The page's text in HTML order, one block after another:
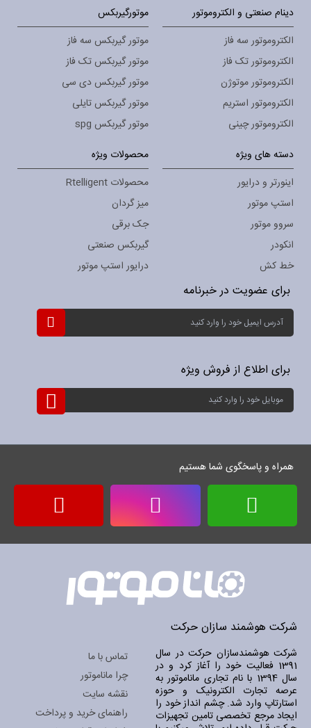
دینام صنعتی و الکتروموتور
الکتروموتور سه فاز
الکتروموتور تک فاز
الکتروموتور موتوژن
الکتروموتور استریم
الکتروموتور چینی
موتورگیربکس
موتور گیربکس سه فاز
موتور گیربکس تک فاز
موتور گیربکس دی سی
موتور گیربکس تایلی
موتور گیربکس spg
دسته های ویژه
اینورتر و درایور
استپ موتور
سروو موتور
انکودر
خط کش
محصولات ویژه
محصولات Rtelligent
میز گردان
جک برقی
گیربکس صنعتی
درایور استپ موتور
برای عضویت در خبرنامه
ثبت
برای
برای اطلاع از فروش ویژه
ثبت
برای
همراه و پاسخگوی شما هستیم
شرکت هوشمند سازان حرکت
شرکت هوشمندسازان حرکت در سال
1391 فعالیت خود را آغاز کرد و در
سال 1394 با نام تجاری ماناموتور به
عرصه تجارت الکترونیک و حوزه
استارتاپ وارد شد. چشم انداز خود را
ایجاد مرجع تخصصی تامین تجهیزات
تماس با ما
چرا ماناموتور
نقشه سایت
راهنمای خرید و پرداخت